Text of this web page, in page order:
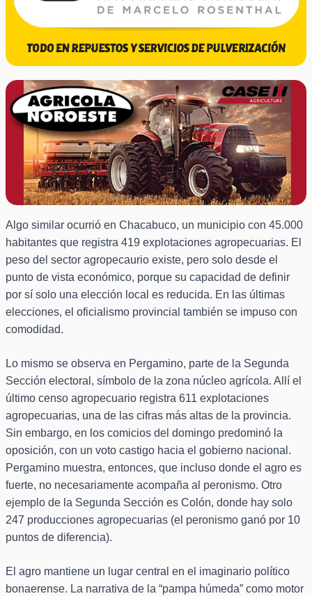
Algo similar ocurrió en Chacabuco, un municipio con 45.000
habitantes que registra 419 explotaciones agropecuarias. El
peso del sector agropecaurio existe, pero solo desde el
punto de vista económico, porque su capacidad de definir
por sí solo una elección local es reducida. En las últimas
elecciones, el oficialismo provincial también se impuso con
comodidad.
Lo mismo se observa en Pergamino, parte de la Segunda
Sección electoral, símbolo de la zona núcleo agrícola. Allí el
último censo agropecuario registra 611 explotaciones
agropecuarias, una de las cifras más altas de la provincia.
Sin embargo, en los comicios del domingo predominó la
oposición, con un voto castigo hacia el gobierno nacional.
Pergamino muestra, entonces, que incluso donde el agro es
fuerte, no necesariamente acompaña al peronismo. Otro
ejemplo de la Segunda Sección es Colón, donde hay solo
247 producciones agropecuarias (el peronismo ganó por 10
puntos de diferencia).
El agro mantiene un lugar central en el imaginario político
bonaerense. La narrativa de la “pampa húmeda” como motor